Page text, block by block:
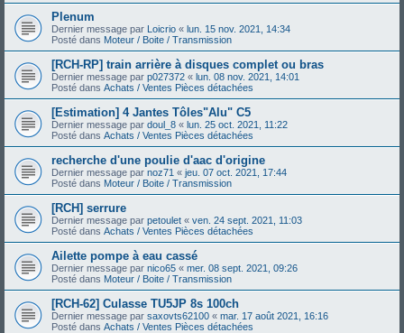
Plenum
Dernier message par Loicrio « lun. 15 nov. 2021, 14:34
Posté dans Moteur / Boite / Transmission
[RCH-RP] train arrière à disques complet ou bras
Dernier message par p027372 « lun. 08 nov. 2021, 14:01
Posté dans Achats / Ventes Pièces détachées
[Estimation] 4 Jantes Tôles"Alu" C5
Dernier message par doul_8 « lun. 25 oct. 2021, 11:22
Posté dans Achats / Ventes Pièces détachées
recherche d'une poulie d'aac d'origine
Dernier message par noz71 « jeu. 07 oct. 2021, 17:44
Posté dans Moteur / Boite / Transmission
[RCH] serrure
Dernier message par petoulet « ven. 24 sept. 2021, 11:03
Posté dans Achats / Ventes Pièces détachées
Ailette pompe à eau cassé
Dernier message par nico65 « mer. 08 sept. 2021, 09:26
Posté dans Moteur / Boite / Transmission
[RCH-62] Culasse TU5JP 8s 100ch
Dernier message par saxovts62100 « mar. 17 août 2021, 16:16
Posté dans Achats / Ventes Pièces détachées